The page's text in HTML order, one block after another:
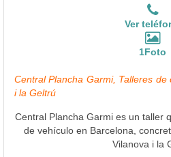
Ver
1Foto
Central Plancha Garmi, Talleres
i la Geltrú
Central Plancha Garmi es un taller
de vehículo en Barcelona,
Vilanova i la